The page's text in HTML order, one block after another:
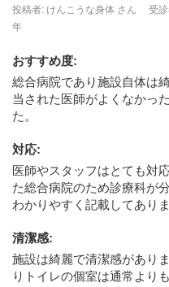
投稿者: けんこうな身体 さん
受
年
おすすめ度:
総合病院であり施設自体は
当された医師がよくなかっ
た。
対応:
医師やスタッフはとても対
た総合病院のため診療科が
わかりやすく記載してありま
清潔感:
施設は綺麗で清潔感があり
りトイレの個室は通常より